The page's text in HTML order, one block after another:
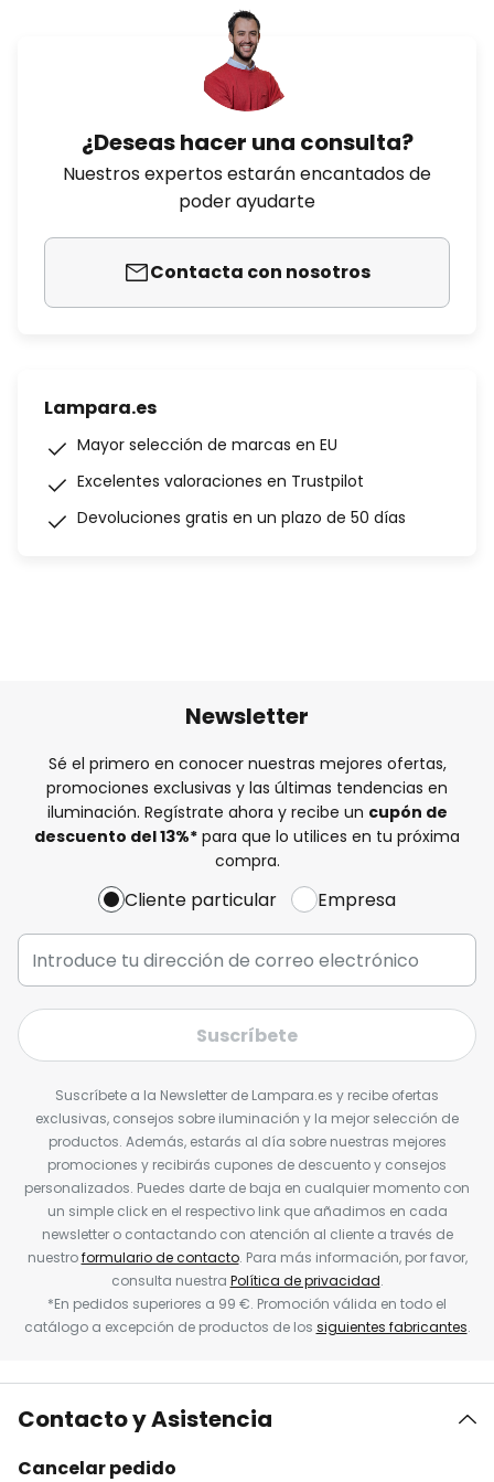
¿Deseas hacer una consulta?
Nuestros expertos estarán encantados de
poder ayudarte
Contacta con nosotros
Lampara.es
Mayor selección de marcas en EU
Excelentes valoraciones en Trustpilot
Devoluciones gratis en un plazo de 50 días
Newsletter
Sé el primero en conocer nuestras mejores ofertas,
promociones exclusivas y las últimas tendencias en
iluminación. Regístrate ahora y recibe un cupón de
descuento del13%* para que lo utilices en tu próxima
compra.
Cliente particular Empresa
Suscríbete
Suscríbete a la Newsletter de Lampara.es y recibe ofertas
exclusivas, consejos sobre iluminación y la mejor selección de
productos. Además, estarás al día sobre nuestras mejores
promociones y recibirás cupones de descuento y consejos
personalizados. Puedes darte de baja en cualquier momento con
un simple click en el respectivo link que añadimos en cada
newsletter o contactando con atención al cliente a través de
nuestroformulario de contacto. Para más información, por favor,
consulta nuestra Política de privacidad.
*En pedidos superiores a 99 €. Promoción válida en todo el
catálogo a excepción de productos de los siguientes fabricantes.
Contacto y Asistencia
Cancelar pedido